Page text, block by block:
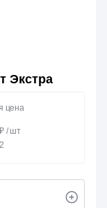
Экстра
цена
₽ / шт